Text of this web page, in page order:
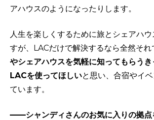
アハウスのようになったりします。
人生を楽しくするために旅とシェアハウ
すが、LACだけで解決するなら全然それ
やシェアハウスを気軽に知ってもらう
LACを使ってほしいと思い、合宿やイ
ています。
——シャンディさんのお気に入りの拠点